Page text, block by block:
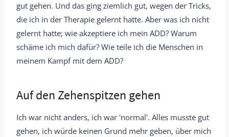
gut gehen. Und das ging ziemlich gut, wegen der Tricks,
die ich in der Therapie gelernt hatte. Aber was ich nicht
gelernt hatte; wie akzeptiere ich mein ADD? Warum
schäme ich mich dafür? Wie teile ich die Menschen in
meinem Kampf mit dem ADD?
Auf den Zehenspitzen gehen
Ich war nicht anders, ich war 'normal'. Alles musste gut
gehen, ich würde keinen Grund mehr geben, über mich